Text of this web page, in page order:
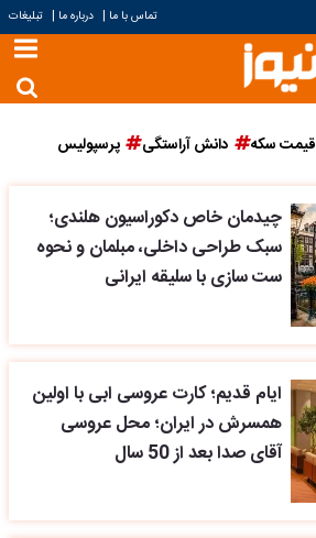
تماس با ما | درباره ما | تبلیغات
قیمت سکه دانش آراستگی پرسپولیس
چیدمان خاص دکوراسیون هلندی؛
سبک طراحی داخلی، مبلمان و نحوه
ست سازی با سلیقه ایرانی
ایام قدیم؛ کارت عروسی ابی با اولین
همسرش در ایران؛ محل عروسی
آقای صدا بعد از 50 سال